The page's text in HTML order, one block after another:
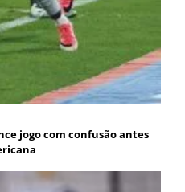
jogo com confusão antes